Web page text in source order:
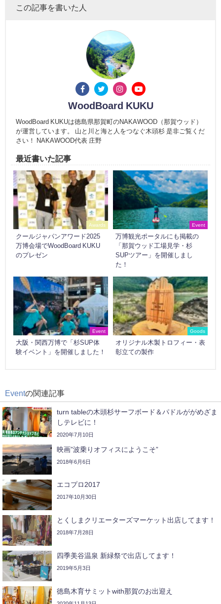
この記事を書いた人
WoodBoard KUKU
WoodBoard KUKUは徳島県那賀町のNAKAWOOD（那賀ウッド）
が運営しています。 山と川と海と人をつなぐ木頭杉 是非ご覧くだ
さい！ NAKAWOOD代表 庄野
最近書いた記事
Awards
クールジャパンアワード2025
万博会場でWoodBoard KUKU
のプレゼン
Event
万博観光ポータルにも掲載の
「那賀ウッド工場見学・杉
SUPツアー」を開催しまし
た！
Event
大阪・関西万博で「杉SUP体
験イベント」を開催しました！
Goods
オリジナル木製トロフィー・表
彰立ての製作
Eventの関連記事
turn tableの木頭杉サーフボード＆パドルががめざま
しテレビに！
2020年7月10日
映画”波乗りオフィスにようこそ”
2018年6月6日
エコプロ2017
2017年10月30日
とくしまクリエーターズマーケット出店してます！
2018年7月28日
四季美谷温泉 新緑祭で出店してます！
2019年5月3日
徳島木育サミットwith那賀のお出迎え